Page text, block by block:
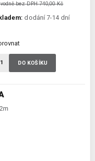
bez DPH 740,00 Kč
dodání 7-14 dní
DO KOŠÍKU